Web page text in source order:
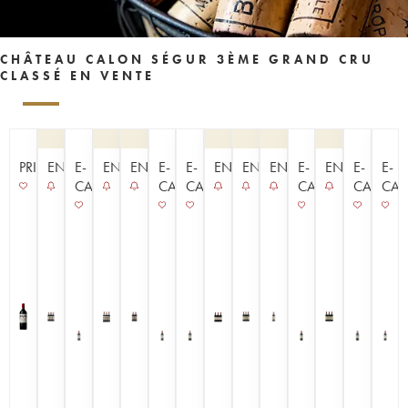
CHÂTEAU CALON SÉGUR 3ÈME GRAND CRU
CLASSÉ EN VENTE
PRIMEURENCHÈRE
E-
CAVISTE
ENCHÈREENCHÈRE
E-
CAVISTE
E-
CAVISTE
ENCHÈREENCHÈREENCHÈRE
E-
CAVISTE
ENCHÈRE
E-
CAVISTE
E-